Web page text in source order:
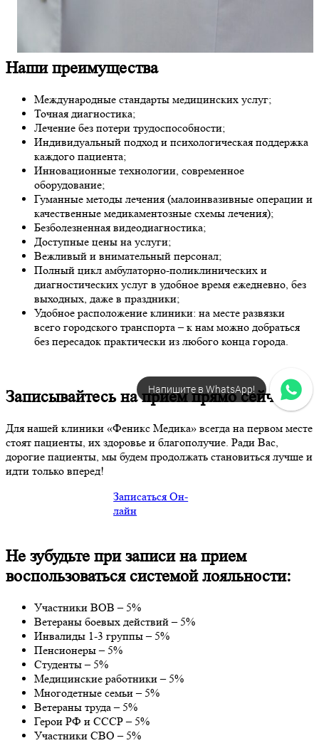
Наши преимущества
Международные стандарты медицинских услуг;
Точная диагностика;
Лечение без потери трудоспособности;
Индивидуальный подход и психологическая поддержка
каждого пациента;
Инновационные технологии, современное
оборудование;
Гуманные методы лечения (малоинвазивные операции и
качественные медикаментозные схемы лечения);
Безболезненная видеодиагностика;
Доступные цены на услуги;
Вежливый и внимательный персонал;
Полный цикл амбулаторно-поликлинических и
диагностических услуг в удобное время ежедневно, без
выходных, даже в праздники;
Удобное расположение клиники: на месте развязки
всего городского транспорта – к нам можно добраться
без пересадок практически из любого конца города.
Записывайтесь на прием прямо сейчас !
Для нашей клиники «Феникс Медика» всегда на первом месте
стоят пациенты, их здоровье и благополучие. Ради Вас,
дорогие пациенты, мы будем продолжать становиться лучше и
идти только вперед!
Записаться Он-
лайн
Не зубудьте при записи на прием
воспользоваться системой лояльности:
Участники ВОВ – 5%
Ветераны боевых действий – 5%
Инвалиды 1-3 группы – 5%
Пенсионеры – 5%
Студенты – 5%
Медицинские работники – 5%
Многодетные семьи – 5%
Ветераны труда – 5%
Герои РФ и СССР – 5%
Участники СВО – 5%
Напишите в WhatsApp!